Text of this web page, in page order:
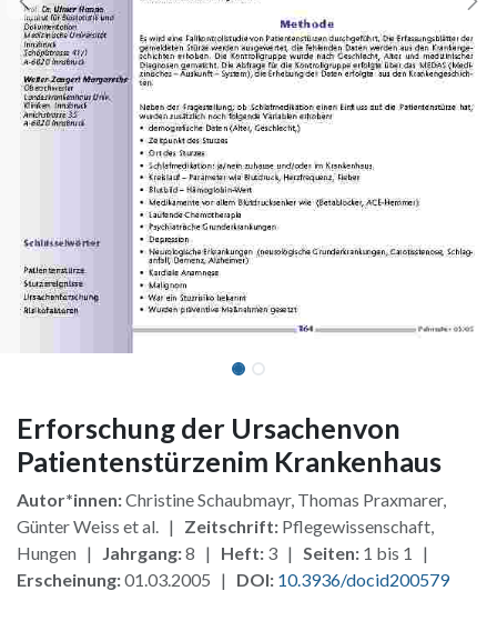
Erforschung der Ursachenvon
Patientenstürzenim Krankenhaus
Autor*innen:Christine Schaubmayr, Thomas Praxmarer,
Günter Weiss et al. | Zeitschrift: Pflegewissenschaft,
Hungen | Jahrgang:8 | Heft: 3 | Seiten: 1 bis 1 |
Erscheinung:01.03.2005 | DOI: 10.3936/docid200579